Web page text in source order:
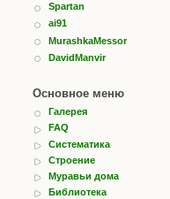
Spartan
ai91
MurashkaMessor
DavidManvir
Основное меню
Галерея
FAQ
Систематика
Строение
Муравьи дома
Библиотека